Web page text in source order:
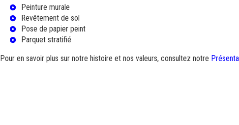
Peinture murale
Revêtement de sol
Pose de papier peint
Parquet stratifié
Pour en savoir plus sur notre histoire et nos valeurs, consultez notre